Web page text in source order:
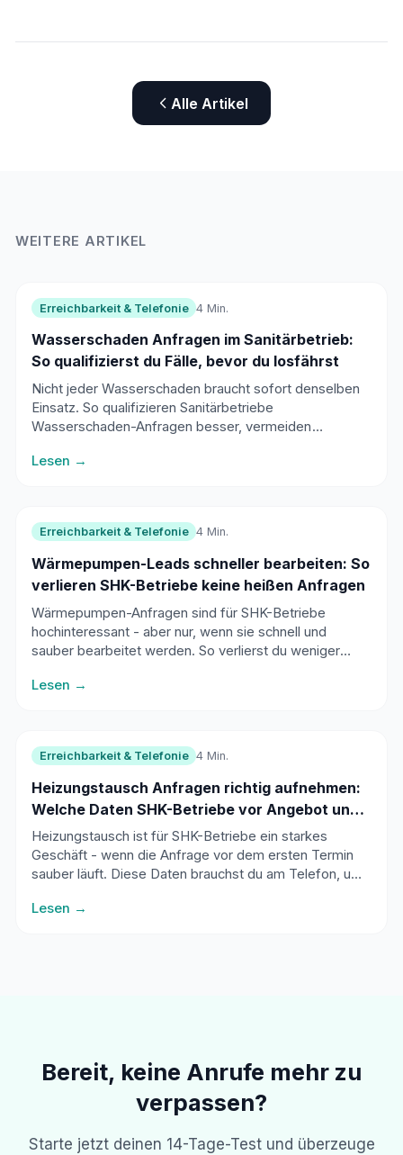
Alle Artikel
WEITERE ARTIKEL
Erreichbarkeit & Telefonie 4 Min.
Wasserschaden Anfragen im Sanitärbetrieb:
So qualifizierst du Fälle, bevor du losfährst
Nicht jeder Wasserschaden braucht sofort denselben
Einsatz. So qualifizieren Sanitärbetriebe
Wasserschaden-Anfragen besser, vermeiden
Lesen →
Erreichbarkeit & Telefonie 4 Min.
Wärmepumpen-Leads schneller bearbeiten: So
verlieren SHK-Betriebe keine heißen Anfragen
Wärmepumpen-Anfragen sind für SHK-Betriebe
hochinteressant - aber nur, wenn sie schnell und
sauber bearbeitet werden. So verlierst du weniger
Feierabend.
Lesen →
Erreichbarkeit & Telefonie 4 Min.
Heizungstausch Anfragen richtig aufnehmen:
Welche Daten SHK-Betriebe vor Angebot und
Besichtigung brauchen
Heizungstausch ist für SHK-Betriebe ein starkes
Geschäft - wenn die Anfrage vor dem ersten Termin
sauber läuft. Diese Daten brauchst du am Telefon, um
vermeiden.
Lesen →
Bereit, keine Anrufe mehr zu
verpassen?
Starte jetzt deinen 14-Tage-Test und überzeuge